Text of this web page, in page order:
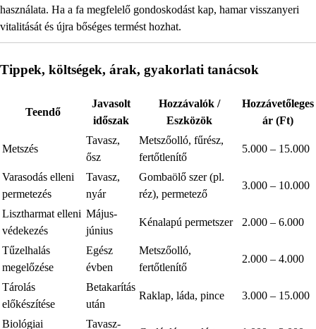
használata. Ha a fa megfelelő gondoskodást kap, hamar visszanyeri
vitalitását és újra bőséges termést hozhat.
Tippek, költségek, árak, gyakorlati tanácsok
Teendő
Javasolt
időszak
Hozzávalók /
Eszközök
Hozzávetőleges
ár (Ft)
Metszés
Tavasz,
ősz
Metszőolló, fűrész,
fertőtlenítő
5.000 – 15.000
Varasodás elleni
permetezés
Tavasz,
nyár
Gombaölő szer (pl.
réz), permetező
3.000 – 10.000
Lisztharmat elleni
védekezés
Május-
június
Kénalapú permetszer 2.000 – 6.000
Tűzelhalás
megelőzése
Egész
évben
Metszőolló,
fertőtlenítő
2.000 – 4.000
Tárolás
előkészítése
Betakarítás
után
Raklap, láda, pince 3.000 – 15.000
Biológiai
Tavasz-